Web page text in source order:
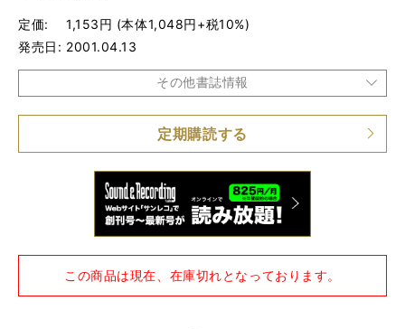
定価
1,153円 (本体1,048円+税10%)
発売日
2001.04.13
その他書誌情報
A4変形判 / 312ページ / CD、CD-ROM付き
定期購読する
この商品は現在、在庫切れとなっております。